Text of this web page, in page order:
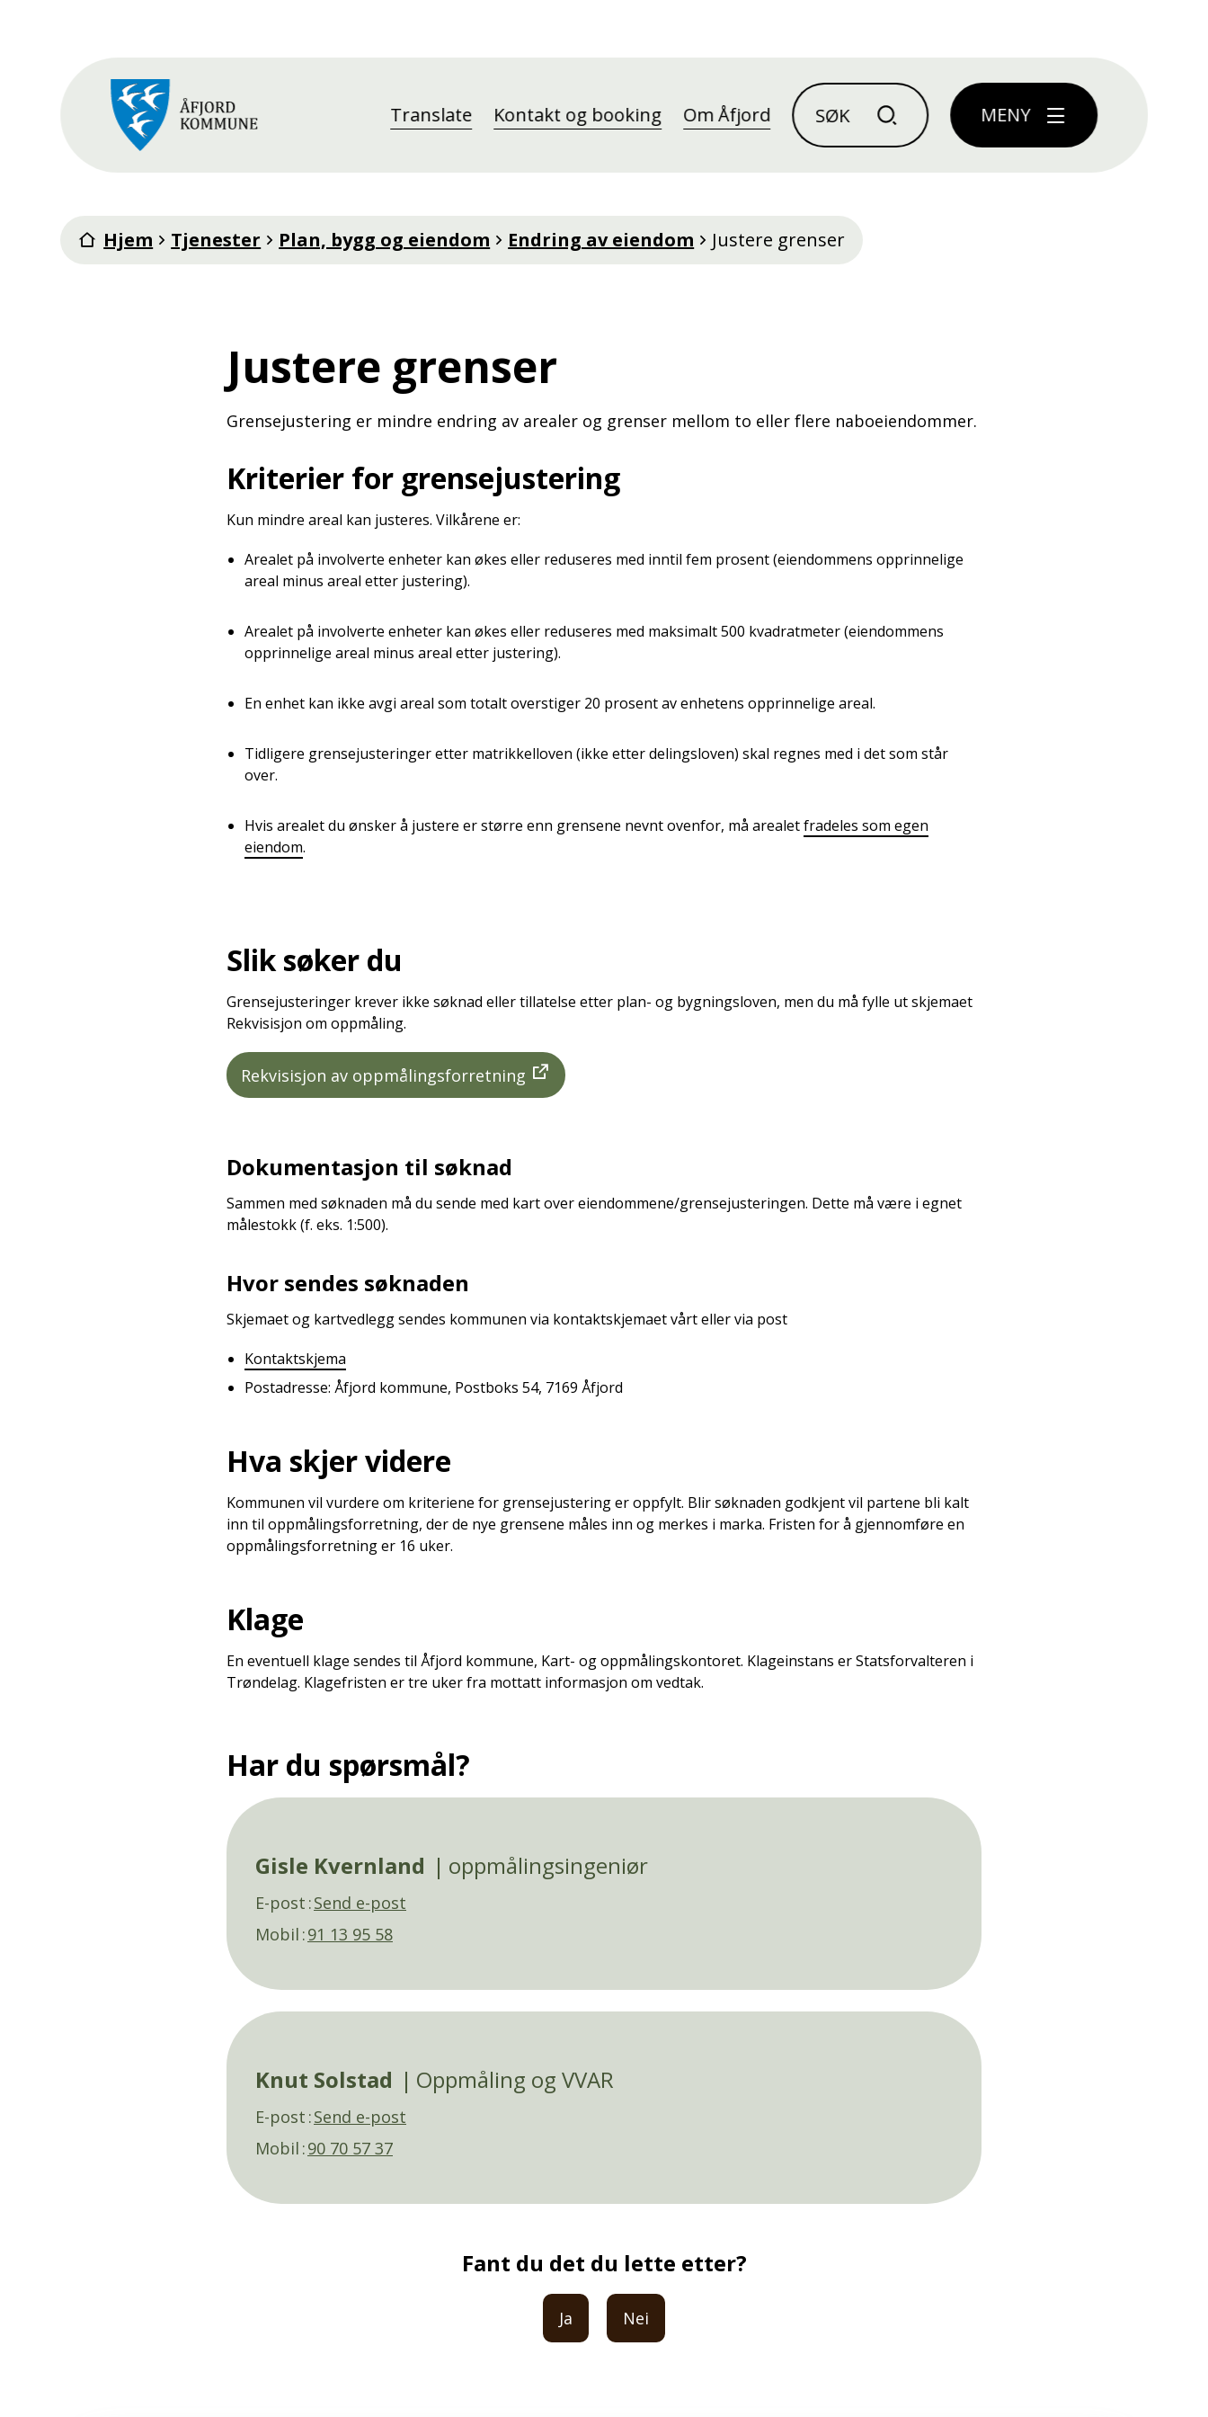
Translate Kontakt og booking Om Åfjord MENY
Hjem Tjenester Plan, bygg og eiendom Endring av eiendom Justere grenser
Justere grenser
Grensejustering er mindre endring av arealer og grenser mellom to eller flere naboeiendommer.
Kriterier for grensejustering
Kun mindre areal kan justeres. Vilkårene er:
Arealet på involverte enheter kan økes eller reduseres med inntil fem prosent (eiendommens opprinnelige
areal minus areal etter justering).
Arealet på involverte enheter kan økes eller reduseres med maksimalt 500 kvadratmeter (eiendommens
opprinnelige areal minus areal etter justering).
En enhet kan ikke avgi areal som totalt overstiger 20 prosent av enhetens opprinnelige areal.
Tidligere grensejusteringer etter matrikkelloven (ikke etter delingsloven) skal regnes med i det som står
over.
Hvis arealet du ønsker å justere er større enn grensene nevnt ovenfor, må arealetfradeles som egen
eiendom.
Slik søker du
Grensejusteringer krever ikke søknad eller tillatelse etter plan- og bygningsloven, men du må fylle ut skjemaet
Rekvisisjon om oppmåling.
Rekvisisjon av oppmålingsforretning
Dokumentasjon til søknad
Sammen med søknaden må du sende med kart over eiendommene/grensejusteringen. Dette må være i egnet
målestokk (f. eks. 1:500).
Hvor sendes søknaden
Skjemaet og kartvedlegg sendes kommunen via kontaktskjemaet vårt eller via post
Kontaktskjema
Postadresse: Åfjord kommune, Postboks 54, 7169 Åfjord
Hva skjer videre
Kommunen vil vurdere om kriteriene for grensejustering er oppfylt. Blir søknaden godkjent vil partene bli kalt
inn til oppmålingsforretning, der de nye grensene måles inn og merkes i marka. Fristen for å gjennomføre en
oppmålingsforretning er 16 uker.
Klage
En eventuell klage sendes til Åfjord kommune, Kart- og oppmålingskontoret. Klageinstans er Statsforvalteren i
Trøndelag. Klagefristen er tre uker fra mottatt informasjon om vedtak.
Har du spørsmål?
Gisle Kvernland oppmålingsingeniør
E-post Send e-post
Mobil 91 13 95 58
Knut Solstad Oppmåling og VVAR
E-post Send e-post
Mobil 90 70 57 37
Fant du det du lette etter?
Ja Nei